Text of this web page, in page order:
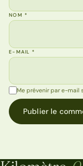
NOM*
E-MAIL*
Me prévenir par e-mail
Publier le